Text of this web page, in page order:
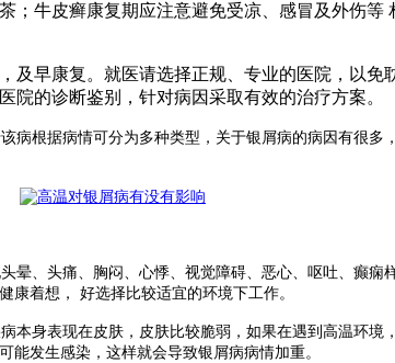
牛皮癣康复期应注意避免受凉、感冒及外伤等
及早康复。就医请选择正规、专业的医院，以
的诊断鉴别，针对病因采取有效的治疗方案。
根据病情可分为多种类型，关于银屑病的病因有很多
、头痛、胸闷、心悸、视觉障碍、恶心、呕吐、癫痫
着想， 好选择比较适宜的环境下工作。
身表现在皮肤，皮肤比较脆弱，如果在遇到高温环
发生感染，这样就会导致银屑病病情加重。